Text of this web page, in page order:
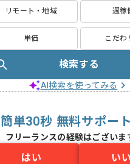
リモート・地域 週稼
単価 こだわ
検索する
AI検索を使ってみる
簡単30秒 無料サポー
フリーランスの経験はございま
はい い